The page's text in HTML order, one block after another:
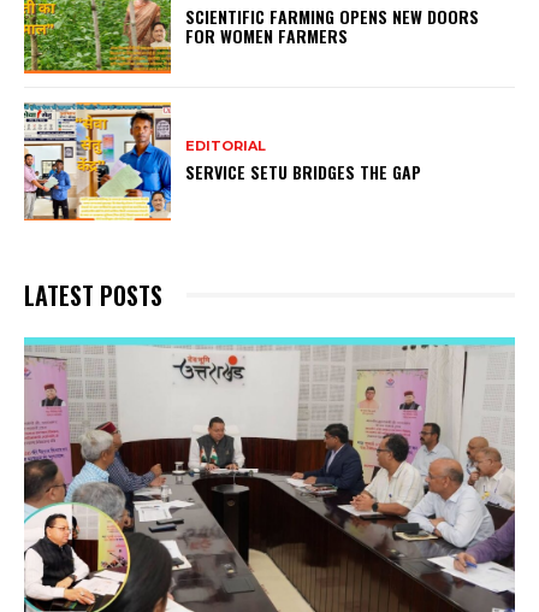
SCIENTIFIC FARMING OPENS NEW DOORS
FOR WOMEN FARMERS
EDITORIAL
SERVICE SETU BRIDGES THE GAP
LATEST POSTS